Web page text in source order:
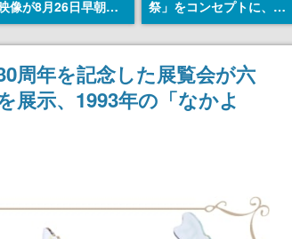
像が8月26日早朝に
へ。『FF7』リメイ
リーズの完結編、
」のオープ
グナイトライブにて
レクターの浜口直樹
祭」をコンセプトに、模
擬店やセツやSQ、ラキオ
たちが学祭バンドを楽し
む様子を切り取った新グ
ッズが展開
周年を記念した展覧会が六
展示、1993年の「なかよ